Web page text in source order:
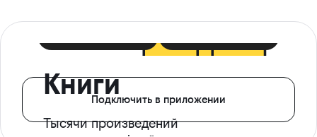
Книги
Тысячи произведений
Подключить в приложении